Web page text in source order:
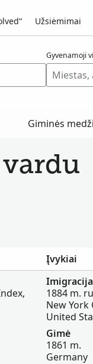
Užsiėmimai
Gyvenamoji
Giminės
Įvykiai
Imigracija
1884 m.
New York
United
Gimė
1861 m.
Germany